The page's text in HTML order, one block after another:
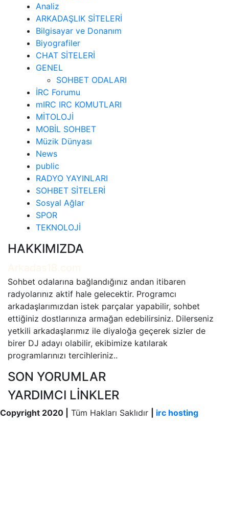
Analiz
ARKADAŞLIK SİTELERİ
Bilgisayar ve Donanım
Biyografiler
CHAT SİTELERİ
GENEL
SOHBET ODALARI
İRC Forumu
mIRC IRC KOMUTLARI
MİTOLOJİ
MOBİL SOHBET
Müzik Dünyası
News
public
RADYO YAYINLARI
SOHBET SİTELERİ
Sosyal Ağlar
SPOR
TEKNOLOJİ
HAKKIMIZDA
Arkadas18.com
Sohbet odalarına bağlandığınız andan itibaren
radyolarınız aktif hale gelecektir. Programcı
arkadaşlarımızdan istek parçalar yapabilir, sohbet
ettiğiniz dostlarınıza armağan edebilirsiniz. Dilerseniz
yetkili arkadaşlarımız ile diyaloğa geçerek sizler de
birer DJ adayı olabilir, ekibimize katılarak
programlarınızı tercihleriniz..
SON YORUMLAR
YARDIMCI LİNKLER
Copyright 2020 | Tüm Hakları Saklıdır irc hosting